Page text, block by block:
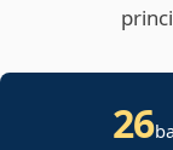
26